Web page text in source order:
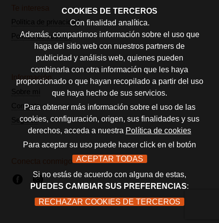
COOKIES DE TERCEROS
Con finalidad analítica.
Además, compartimos información sobre el uso que
haga del sitio web con nuestros partners de
publicidad y análisis web, quienes pueden
combinarla con otra información que les haya
proporcionado o que hayan recopilado a partir del uso
que haya hecho de sus servicios.
Para obtener más información sobre el uso de las
cookies, configuración, origen, sus finalidades y sus
derechos, acceda a nuestra Política de cookies
Para aceptar su uso puede hacer click en el botón
ACEPTAR TODAS
Si no estás de acuerdo con alguna de estas,
PUEDES CAMBIAR SUS PREFERENCIAS:
RECHAZAR COOKIES DE TERCEROS
Política de privacidad
Política de cookies
Información
Sobre mi
Contacto
Seguros
Conecta conmigo